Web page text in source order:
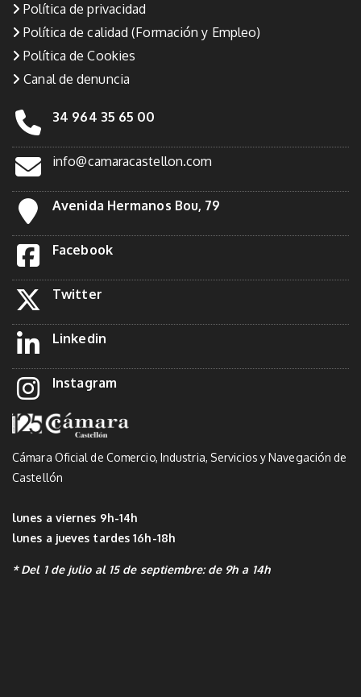
Política de privacidad
Política de calidad (Formación y Empleo)
Política de Cookies
Canal de denuncia
34 964 35 65 00
info@camaracastellon.com
Avenida Hermanos Bou, 79
Facebook
Twitter
Linkedin
Instagram
Cámara Oficial de Comercio, Industria, Servicios y Navegación de
Castellón
lunes a viernes 9h-14h
lunes a jueves tardes 16h-18h
* Del 1 de julio al 15 de septiembre: de 9h a 14h